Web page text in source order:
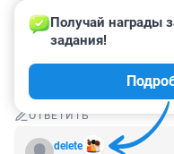
ОТВЕТИТЬ
Гость
Не, я блюда из
ОТВЕТИТЬ
delete
Получай награды
задания!